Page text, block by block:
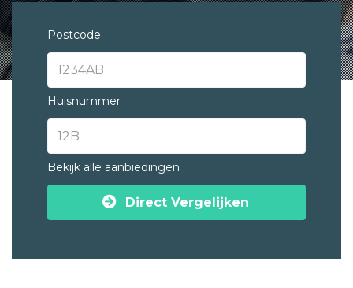
Postcode
Huisnummer
Bekijk alle aanbiedingen
Direct Vergelijken